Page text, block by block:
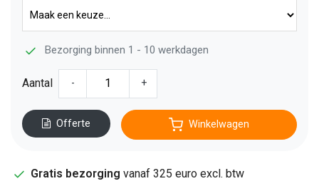
Bezorging binnen 1 - 10 werkdagen
Aantal - +
Offerte Winkelwagen
Gratis bezorging vanaf 325 euro excl. btw